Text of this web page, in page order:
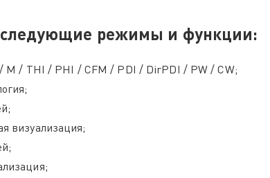
следующие режимы и функции:
M / THI / PHI / CFM / PDI / DirPDI / PW / CW;
визуализация;